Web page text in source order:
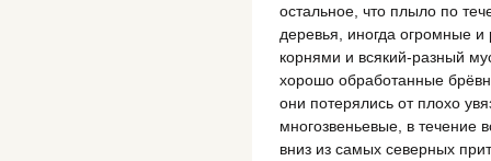
остальное, что плыло по
деревья, иногда огромные
корнями и всякий-разный
хорошо обработанные
они потерялись от плохо
многозвеньевые, в течение
вниз из самых северных